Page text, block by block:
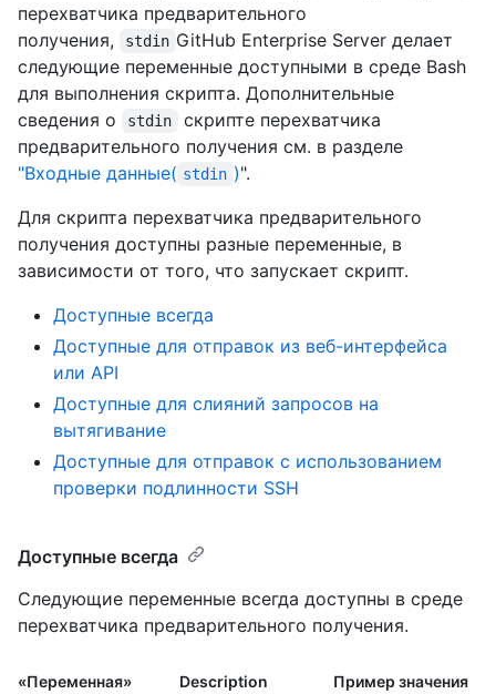
перехватчика предварительного
получения,
stdin GitHub Enterprise Server делает
следующие переменные доступными в среде Bash
для выполнения скрипта. Дополнительные
сведения о
stdin
скрипте перехватчика
предварительного получения см. в разделе
"Входные данные( stdin )".
Для скрипта перехватчика предварительного
получения доступны разные переменные, в
зависимости от того, что запускает скрипт.
Доступные всегда
Доступные для отправок из веб-интерфейса
или API
Доступные для слияний запросов на
вытягивание
Доступные для отправок с использованием
проверки подлинности SSH
Доступные всегда
Следующие переменные всегда доступны в среде
перехватчика предварительного получения.
«Переменная» Description Пример значения